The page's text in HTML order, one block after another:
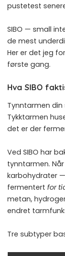
pustetest
SIBO — small
de mest
Her er det jeg
første gang.
Hva SIBO
Tynntarmen
Tykktarmen
det er der
Ved SIBO har
tynntarmen.
karbohydrater
fermentert for
metan,
endret
Tre subtyper